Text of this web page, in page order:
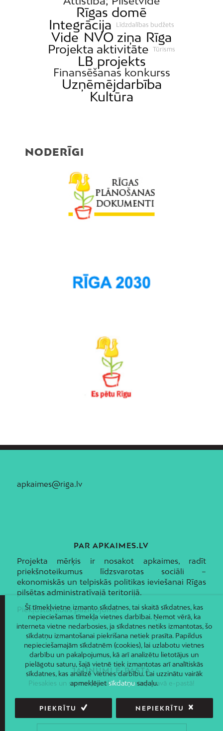
Rīgas domē
Integrācija
Līdzdalības budžets
Vide NVO ziņa Rīga
Projekta aktivitāte Tūrisms
LB projekts
Finansēšanas konkurss
Uzņēmējdarbība
Kultūra
NODERĪGI
apkaimes@riga.lv
PAR APKAIMES.LV
Projekta mērķis ir nosakot apkaimes, radīt
priekšnoteikumus līdzsvarotas sociāli –
ekonomiskās un telpiskās politikas ieviešanai Rīgas
pilsētas administratīvajā teritorijā.
Piekļūstamības paziņojums
JAUNUMI E-PASTĀ
Piesakies un saņem jaunāko informāciju savā e-pastā!
Šī tīmekļvietne izmanto sīkdatnes, tai skaitā sīkdatnes, kas
nepieciešamas tīmekļa vietnes darbībai. Ņemot vērā, ka
interneta vietne nedarbosies, ja sīkdatnes netiks izmantotas, šo
sīkdatņu izmantošanai piekrišana netiek prasīta. Papildus
nepieciešamajām sīkdatnēm (cookies), lai uzlabotu vietnes
darbību un pakalpojumus, kā arī analizētu lietotājus un
pielāgotu saturu, šajā vietnē tiek izmantotas arī analītiskās
sīkdatnes, kas analizē vietnes darbību. Lai uzzinātu vairāk
apmeklējietsīkdatņusadaļu.
PIEKRĪTU NEPIEKRĪTU